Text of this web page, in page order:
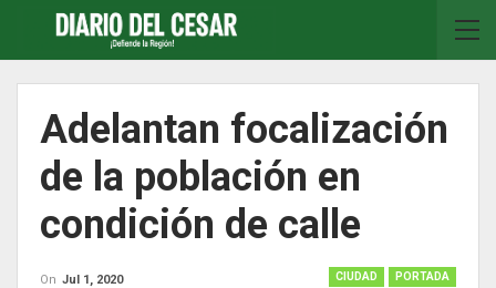
Adelantan focalización
de la población en
condición de calle
CIUDAD PORTADA
On Jul 1, 2020